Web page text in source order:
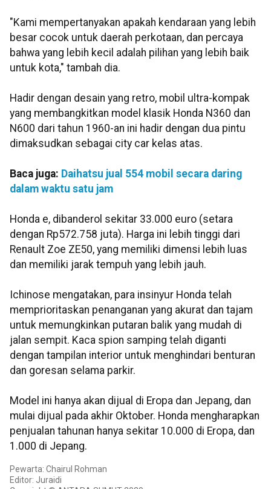
"Kami mempertanyakan apakah kendaraan yang lebih
besar cocok untuk daerah perkotaan, dan percaya
bahwa yang lebih kecil adalah pilihan yang lebih baik
untuk kota," tambah dia.
Hadir dengan desain yang retro, mobil ultra-kompak
yang membangkitkan model klasik Honda N360 dan
N600 dari tahun 1960-an ini hadir dengan dua pintu
dimaksudkan sebagai city car kelas atas.
Baca juga: Daihatsu jual 554 mobil secara daring
dalam waktu satu jam
Honda e, dibanderol sekitar 33.000 euro (setara
dengan Rp572.758 juta). Harga ini lebih tinggi dari
Renault Zoe ZE50, yang memiliki dimensi lebih luas
dan memiliki jarak tempuh yang lebih jauh.
Ichinose mengatakan, para insinyur Honda telah
memprioritaskan penanganan yang akurat dan tajam
untuk memungkinkan putaran balik yang mudah di
jalan sempit. Kaca spion samping telah diganti
dengan tampilan interior untuk menghindari benturan
dan goresan selama parkir.
Model ini hanya akan dijual di Eropa dan Jepang, dan
mulai dijual pada akhir Oktober. Honda mengharapkan
penjualan tahunan hanya sekitar 10.000 di Eropa, dan
1.000 di Jepang.
Pewarta: Chairul Rohman
Editor: Juraidi